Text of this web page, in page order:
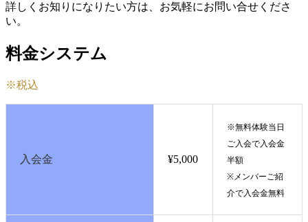
詳しくお知りになりたい方は、お気軽にお問い合せくださ
い。
料金システム
※税込
入会金 ¥5,000
※無料体験当日
ご入会で入会金
半額
※メンバーご紹
介で入会金無料